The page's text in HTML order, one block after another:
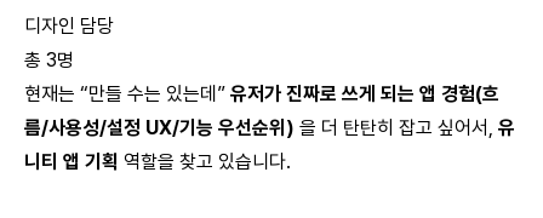
디자인 담당
총 3명
현재는 “만들 수는 있는데” 유저가 진짜로 쓰게 되는 앱 경험(흐
름/사용성/설정 UX/기능 우선순위) 을 더 탄탄히 잡고 싶어서, 유
니티 앱 기획 역할을 찾고 있습니다.